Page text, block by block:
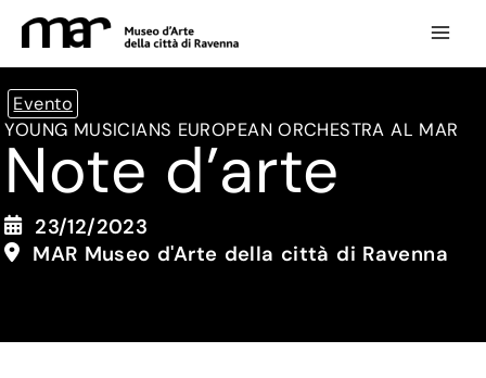
contenuto
Evento
YOUNG MUSICIANS EUROPEAN ORCHESTRA AL MAR
Note d’arte
23/12/2023
MAR Museo d'Arte della città di Ravenna